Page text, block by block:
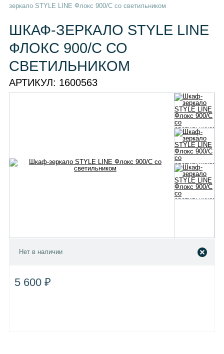
зеркало STYLE LINE Флокс 900/С со светильником
ШКАФ-ЗЕРКАЛО STYLE LINE
ФЛОКС 900/С СО
СВЕТИЛЬНИКОМ
АРТИКУЛ: 1600563
Нет в наличии
5 600 ₽